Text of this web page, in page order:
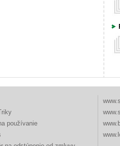
používanie